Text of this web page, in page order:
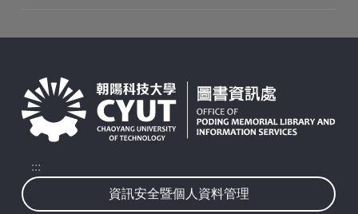
:::
資訊安全暨個人資料管理